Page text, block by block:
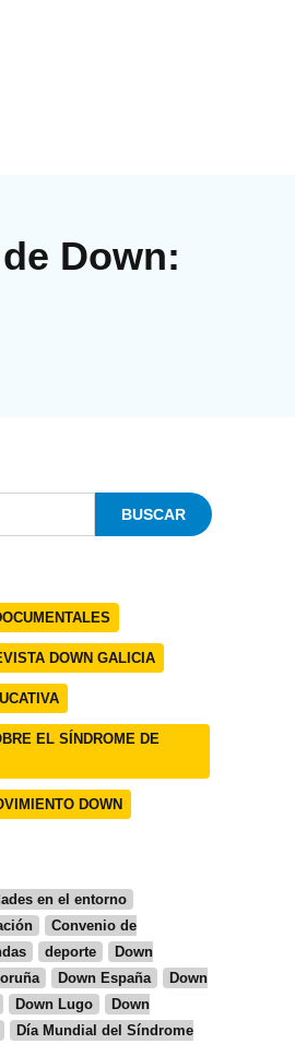
Down:
DOWN GALICIA
EL SÍNDROME DE
DOWN
en el entorno
Convenio de
deporte
Down
Down España
Down
Down Lugo
Down
Día Mundial del Síndrome